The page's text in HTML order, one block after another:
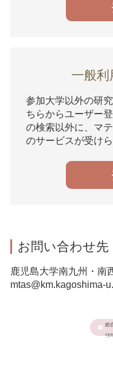
一般
参加大学以外の研
ちらからユーザー
の検索以外に、マ
のサービスが受けら
お問い合わせ先
鹿児島大学南九州・南
mtas@km.kagoshima-
総
本有体
このバ